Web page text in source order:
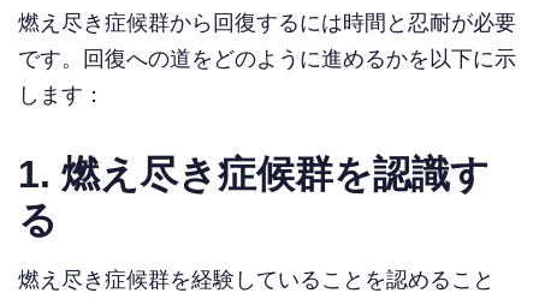
燃え尽き症候群から回復するには時間と忍耐が必要
です。回復への道をどのように進めるかを以下に示
します：
1. 燃え尽き症候群を認識す
る
燃え尽き症候群を経験していることを認めること